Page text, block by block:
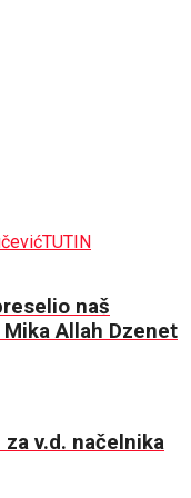
TUTIN
naš
Allah Dzenet
za v.d. načelnika